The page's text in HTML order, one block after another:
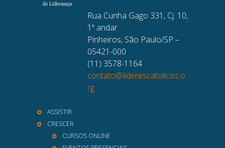
Rua Cunha Gago 331, Cj. 10,
1ª andar
Pinheiros, São Paulo/SP –
05421-000
(11) 3578-1164
contato@liderescatolicos.o
rg
ASSISTIR
CRESCER
CURSOS ONLINE